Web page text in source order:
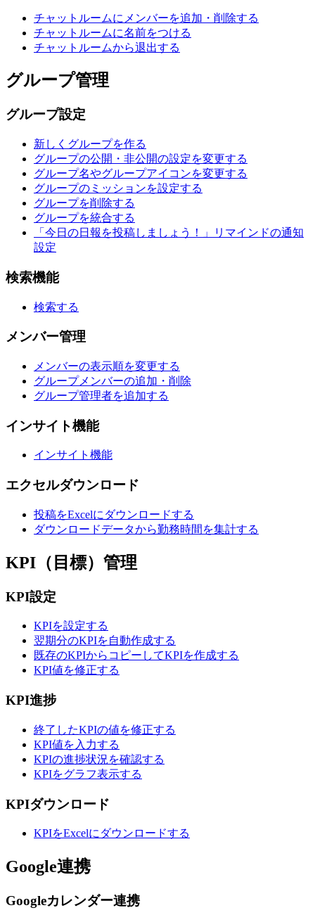
チャットルームにメンバーを追加・削除する
チャットルームに名前をつける
チャットルームから退出する
グループ管理
グループ設定
新しくグループを作る
グループの公開・非公開の設定を変更する
グループ名やグループアイコンを変更する
グループのミッションを設定する
グループを削除する
グループを統合する
「今日の日報を投稿しましょう！」リマインドの通知
設定
検索機能
検索する
メンバー管理
メンバーの表示順を変更する
グループメンバーの追加・削除
グループ管理者を追加する
インサイト機能
インサイト機能
エクセルダウンロード
投稿をExcelにダウンロードする
ダウンロードデータから勤務時間を集計する
KPI（目標）管理
KPI設定
KPIを設定する
翌期分のKPIを自動作成する
既存のKPIからコピーしてKPIを作成する
KPI値を修正する
KPI進捗
終了したKPIの値を修正する
KPI値を入力する
KPIの進捗状況を確認する
KPIをグラフ表示する
KPIダウンロード
KPIをExcelにダウンロードする
Google連携
Googleカレンダー連携